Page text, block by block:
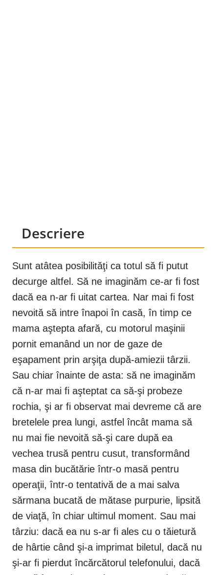
Descriere
Sunt atâtea posibilităţi ca totul să fi putut
decurge altfel. Să ne imaginăm ce-ar fi fost
dacă ea n-ar fi uitat cartea. Nar mai fi fost
nevoită să intre înapoi în casă, în timp ce
mama aştepta afară, cu motorul maşinii
pornit emanând un nor de gaze de
eşapament prin arşiţa după-amiezii târzii.
Sau chiar înainte de asta: să ne imaginăm
că n-ar mai fi aşteptat ca să-şi probeze
rochia, şi ar fi observat mai devreme că are
bretelele prea lungi, astfel încât mama să
nu mai fie nevoită să-şi care după ea
vechea trusă pentru cusut, transformând
masa din bucătărie într-o masă pentru
operaţii, într-o tentativă de a mai salva
sărmana bucată de mătase purpurie, lipsită
de viaţă, în chiar ultimul moment. Sau mai
târziu: dacă ea nu s-ar fi ales cu o tăietură
de hârtie când şi-a imprimat biletul, dacă nu
şi-ar fi pierdut încărcătorul telefonului, dacă